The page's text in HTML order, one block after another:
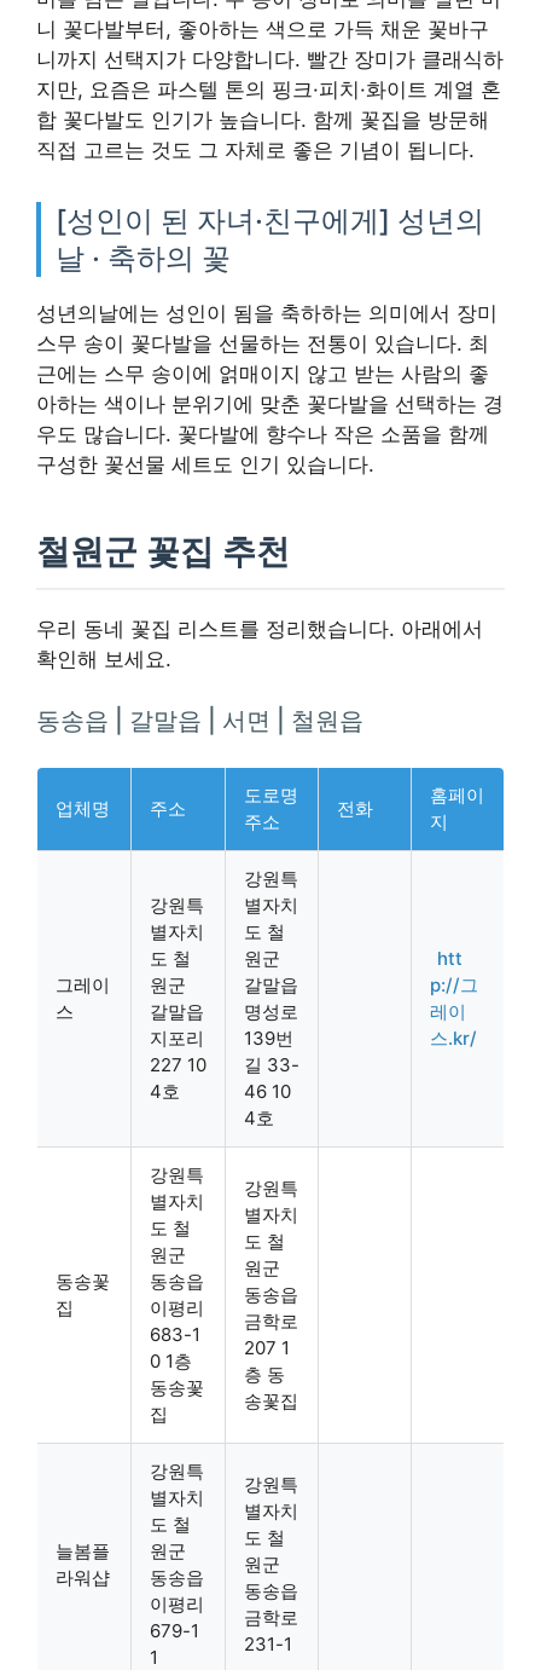
니 꽃다발부터, 좋아하는 색으로 가득 채운 꽃바구
니까지 선택지가 다양합니다. 빨간 장미가 클래식하
지만, 요즘은 파스텔 톤의 핑크·피치·화이트 계열 혼
합 꽃다발도 인기가 높습니다. 함께 꽃집을 방문해
직접 고르는 것도 그 자체로 좋은 기념이 됩니다.
[성인이 된 자녀·친구에게] 성년의
날 · 축하의 꽃
성년의날에는 성인이 됨을 축하하는 의미에서 장미
스무 송이 꽃다발을 선물하는 전통이 있습니다. 최
근에는 스무 송이에 얽매이지 않고 받는 사람의 좋
아하는 색이나 분위기에 맞춘 꽃다발을 선택하는 경
우도 많습니다. 꽃다발에 향수나 작은 소품을 함께
구성한 꽃선물 세트도 인기 있습니다.
철원군 꽃집 추천
우리 동네 꽃집 리스트를 정리했습니다. 아래에서
확인해 보세요.
동송읍 | 갈말읍 | 서면 | 철원읍
업체명 주소
도로명
주소
전화
홈페이
지
그레이
스
강원특
별자치
도 철
원군
갈말읍
지포리
227 10
4호
강원특
별자치
도 철
원군
갈말읍
명성로
139번
길 33-
46 10
4호
htt
p://그
레이
스.kr/
동송꽃
집
강원특
별자치
도 철
원군
동송읍
이평리
683-1
0 1층
동송꽃
집
강원특
별자치
도 철
원군
동송읍
금학로
207 1
층 동
송꽃집
늘봄플
라워샵
강원특
별자치
도 철
원군
동송읍
이평리
679-1
1
강원특
별자치
도 철
원군
동송읍
금학로
231-1